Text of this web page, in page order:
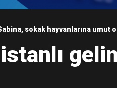
sokak hayvanlarına umut